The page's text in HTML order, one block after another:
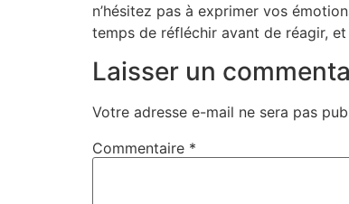
n’hésitez pas à exprimer vos
temps de réfléchir avant de réagir,
Laisser un
Votre adresse e-mail ne sera pas
Commentaire *